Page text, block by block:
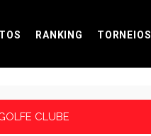
RANKING TORNEIOS
CLUBE